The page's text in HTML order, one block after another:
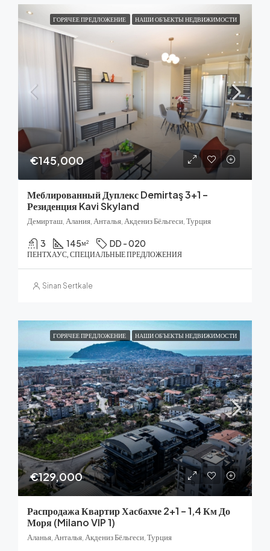
ГОРЯЧЕЕ ПРЕДЛОЖЕНИЕ НАШИ ОБЪЕКТЫ НЕДВИЖИМОСТИ
€145,000
Меблированный Дуплекс Demirtaş 3+1 –
Резиденция Kavi Skyland
Демирташ, Алания, Анталья, Акдениз Бёльгеси, Турция
3 145м² DD - 020
ПЕНТХАУС, СПЕЦИАЛЬНЫЕ ПРЕДЛОЖЕНИЯ
Sinan Sertkale
ГОРЯЧЕЕ ПРЕДЛОЖЕНИЕ НАШИ ОБЪЕКТЫ НЕДВИЖИМОСТИ
€129,000
Распродажа Квартир Хасбахче 2+1 – 1,4 Км До
Моря (Milano VIP 1)
Аланья, Анталья, Акдениз Бёльгеси, Турция